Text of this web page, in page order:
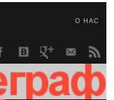
О НАС